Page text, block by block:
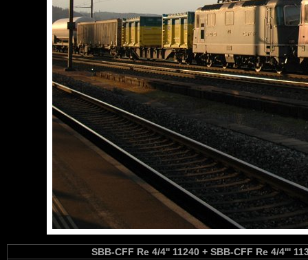
SBB-CFF Re 4/4'' 11240 + SBB-CFF Re 4/4'''